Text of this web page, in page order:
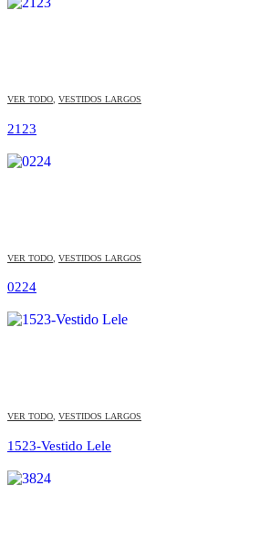
Este producto tiene múltiples variantes. Las opciones se pueden elegir en la página de producto
VER TODO VESTIDOS LARGOS
2123
Este producto tiene múltiples variantes. Las opciones se pueden elegir en la página de producto
VER TODO VESTIDOS LARGOS
0224
Este producto tiene múltiples variantes. Las opciones se pueden elegir en la página de producto
VER TODO, VESTIDOS LARGOS
1523-Vestido Lele
Este producto tiene múltiples variantes. Las opciones se pueden elegir en la página de producto